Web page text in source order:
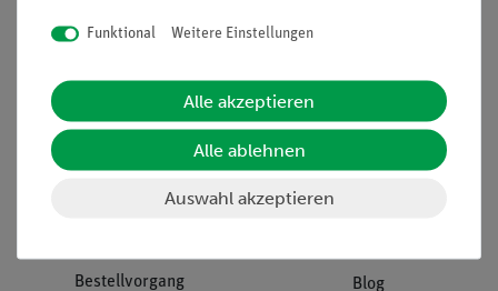
AGB
Download &
Support
Bestellvorgang
Social Media
Blog
Funktional Weitere Einstellungen
Alle akzeptieren
Alle ablehnen
Auswahl akzeptieren